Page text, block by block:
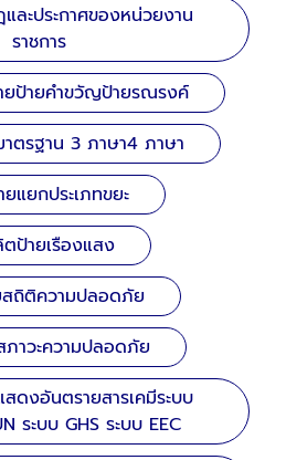
ละประกาศของหน่วยงาน
ราชการ
ยป้ายคำขวัญป้ายรณรงค์
ตรฐาน 3 ภาษา4 ภาษา
แยกประเภทขยะ
ป้ายเรืองแสง
สถิติความปลอดภัย
ภาวะความปลอดภัย
งอันตรายสารเคมีระบบ
ระบบ GHS ระบบ EEC